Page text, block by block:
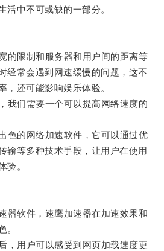
活中不可或缺的一部分。
限制和服务器和用户间的距离等
经常会遇到网速缓慢的问题，这不
，还可能影响娱乐体验。
们需要一个可以提高网络速度的
的网络加速软件，它可以通过优
输等多种技术手段，让用户在使用
验。
软件，速鹰加速器在加速效果和
。
用户可以感受到网页加载速度更